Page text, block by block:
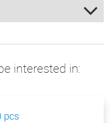
interested in:
pcs